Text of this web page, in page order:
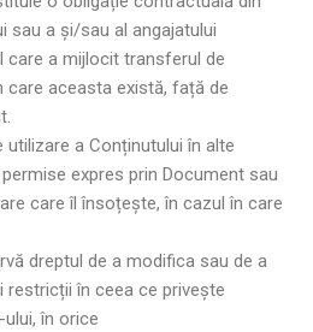
sau a și/sau al angajatului
care a mijlocit transferul de
care aceasta există, față de
a Conținutului în alte
expres prin Document sau
care îl însoțește, în cazul în care
dreptul de a modifica sau de a
restricții în ceea ce privește
în orice